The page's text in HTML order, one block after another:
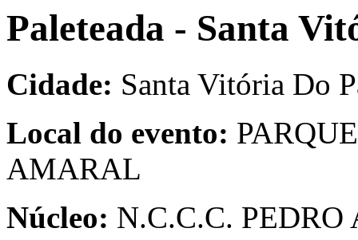
Paleteada - Santa
Cidade: Santa Vitória Do
Local do evento:
AMARAL
Núcleo: N.C.C.C.